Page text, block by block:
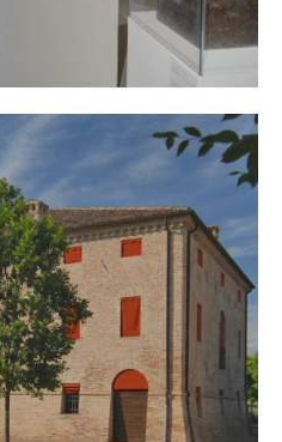
di conoscere da vicino gli
del Delta del Po e